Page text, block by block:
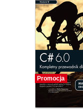
Promocja